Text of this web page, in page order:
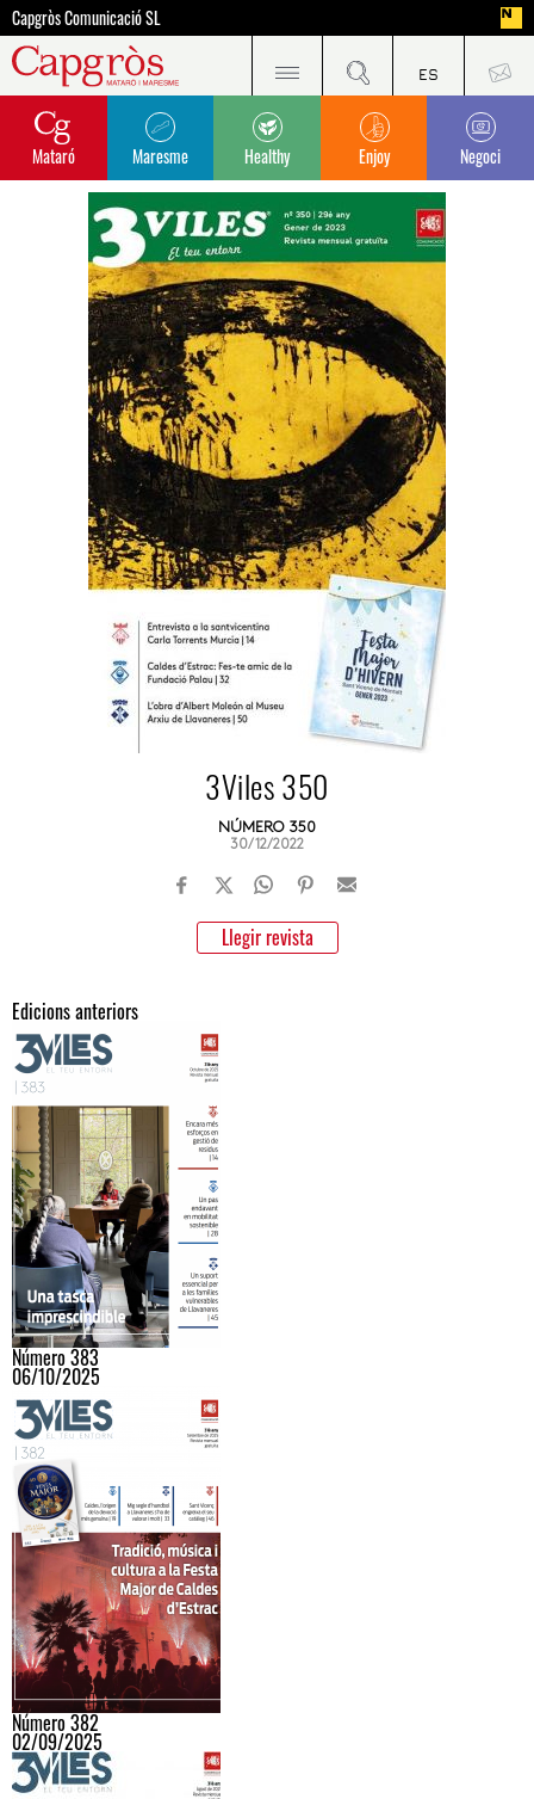
Capgròs Comunicació SL
Mataró Maresme Healthy Enjoy Negoci
3Viles 350
NÚMERO 350
30/12/2022
Llegir revista
Edicions anteriors
Número 383
06/10/2025
Número 382
02/09/2025